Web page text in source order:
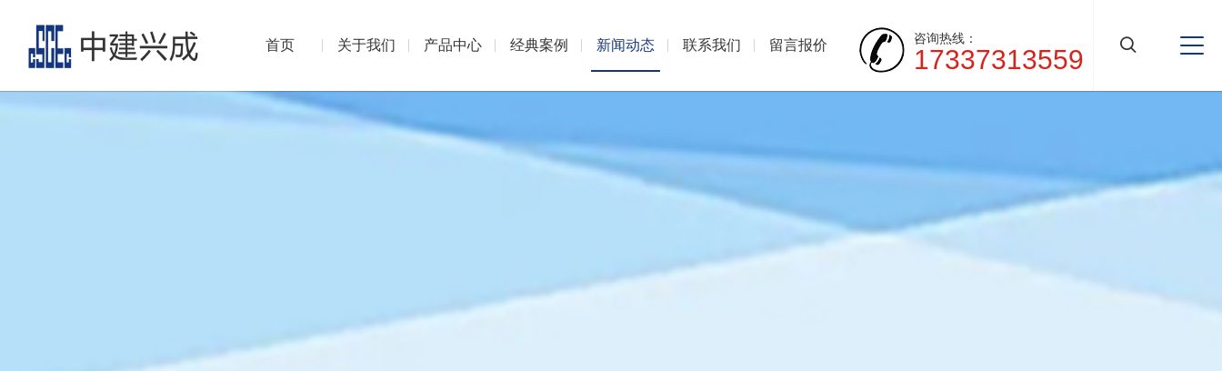
首页 关于我们 产品中心 经典案例 新闻动态 联系我们 留言报价 咨询热线：
17337313559